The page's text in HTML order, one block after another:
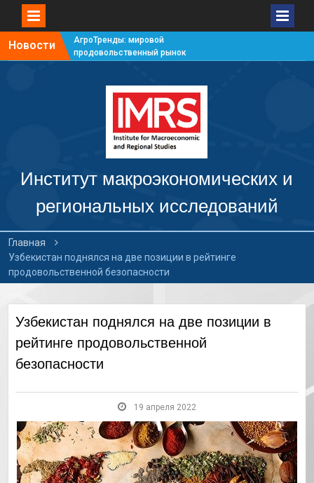
Новости
АгроТренды: мировой
продовольственный рынок
продовольственный рынок
АгроТренды: мировой
продовольственный рынок
АгроТренды: мировой
#4
Институт макроэкономических и
региональных исследований
Главная
Узбекистан поднялся на две позиции в рейтинге
продовольственной безопасности
Узбекистан поднялся на две позиции в
рейтинге продовольственной
безопасности
19 апреля 2022